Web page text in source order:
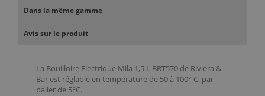
Dans la même gamme
Avis sur le produit
La Bouilloire Electrique Mila 1,5 L BBT570 de Riviera &
Bar est réglable en température de 50 à 100° C, par
palier de 5°C.